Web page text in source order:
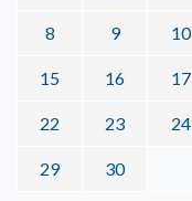
8 9 10
15 16 17
22 23 24
29 30